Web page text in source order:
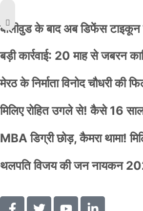
बॉलीवुड के बाद अब डिफेंस टाइकून
बड़ी कार्रवाई: 20 माह से जबरन
मेरठ के निर्माता विनोद चौधरी की
मिलिए रोहित उगले से! कैसे 16
MBA डिग्री छोड़, कैमरा थामा!
थलपति विजय की जन नायकन